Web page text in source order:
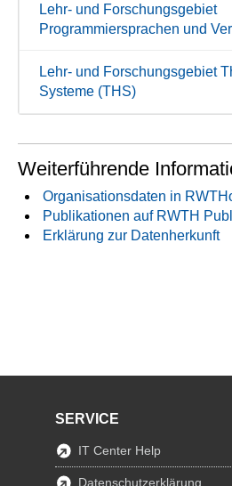
Lehr- und Forschungsgebiet
Programmiersprachen und
Lehr- und Forschungsgebiet
Systeme (THS)
Weiterführende
Organisationsdaten in
Publikationen auf RWTH
Erklärung zur Datenherkunft
SERVICE
IT Center Help
Datenschutzerklärung